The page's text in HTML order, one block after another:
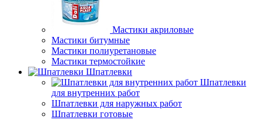
Мастики акриловые
Мастики битумные
Мастики полиуретановые
Мастики термостойкие
Шпатлевки
Шпатлевки
для внутренних работ
Шпатлевки для наружных работ
Шпатлевки готовые